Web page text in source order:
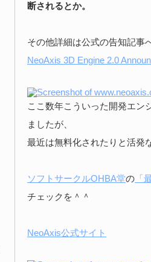
断されるとか。
その他詳細は公式の告知記事
NeoAxis 3D Engine 2.0
ここ数年こういった開発エン
ましたが、
最近は無料化されたりと活発
ソフトサークルOHBA堂の 「
チェックを＾＾
NeoAxis公式サイト